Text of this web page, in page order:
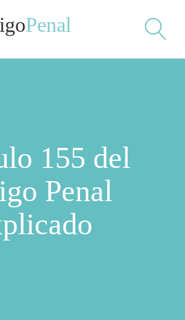
Penal
155 del
Penal